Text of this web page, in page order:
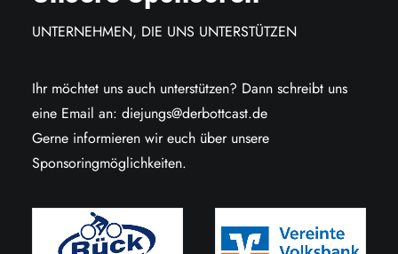
UNTERNEHMEN, DIE UNS UNTERSTÜTZEN
Ihr möchtet uns auch unterstützen? Dann schreibt uns
eine Email an: diejungs@derbottcast.de
Gerne informieren wir euch über unsere
Sponsoringmöglichkeiten.